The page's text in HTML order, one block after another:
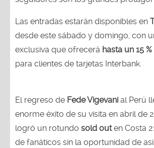
Las entradas estarán disponibles en
desde este sábado y domingo, con
exclusiva que ofrecerá hasta un 15
para clientes de tarjetas Interbank.
El regreso de Fede Vigevani al Perú
enorme éxito de su visita en abril de
logró un rotundo sold outen Costa
de fanáticos sin la oportunidad de